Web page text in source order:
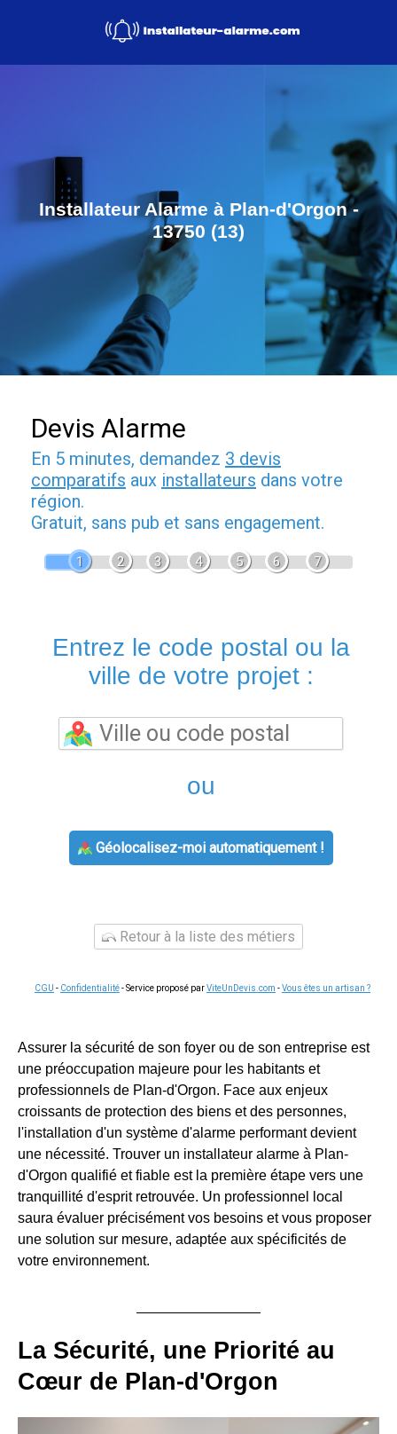
Installateur Alarme à Plan-d'Orgon -
13750 (13)
Devis Alarme
En 5 minutes, demandez 3 devis
comparatifs aux installateurs dans votre
région.
Gratuit, sans pub et sans engagement.
1 2 3 4 5 6 7
Entrez le code postal ou la
ville de votre projet :
ou
Géolocalisez-moi automatiquement !
Retour à la liste des métiers
CGU - Confidentialité- Service proposé parViteUnDevis.com -Vous êtes un artisan ?
Assurer la sécurité de son foyer ou de son entreprise est
une préoccupation majeure pour les habitants et
professionnels de Plan-d'Orgon. Face aux enjeux
croissants de protection des biens et des personnes,
l'installation d'un système d'alarme performant devient
une nécessité. Trouver un installateur alarme à Plan-
d'Orgon qualifié et fiable est la première étape vers une
tranquillité d'esprit retrouvée. Un professionnel local
saura évaluer précisément vos besoins et vous proposer
une solution sur mesure, adaptée aux spécificités de
votre environnement.
La Sécurité, une Priorité au
Cœur de Plan-d'Orgon